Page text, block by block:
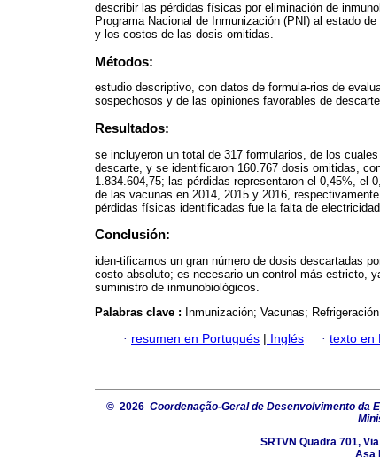
describir las pérdidas físicas por eliminación de
Programa Nacional de Inmunización (PNI) al estado
y los costos de las dosis omitidas.
Métodos:
estudio descriptivo, con datos de formula-rios de
sospechosos y de las opiniones favorables de
Resultados:
se incluyeron un total de 317 formularios, de los
descarte, y se identificaron 160.767 dosis omitidas,
1.834.604,75; las pérdidas representaron el 0,45%, el
de las vacunas en 2014, 2015 y 2016,
pérdidas físicas identificadas fue la falta de electricidad
Conclusión:
iden-tificamos un gran número de dosis descartadas
costo absoluto; es necesario un control más estricto,
suministro de inmunobiológicos.
Palabras clave : Inmunización; Vacunas; Refrigeración.
· resumen en Portugués Inglés · texto en
© 2026 Coordenação-Geral de Desenvolvimento da
SRTVN Quadra 701,
Asa